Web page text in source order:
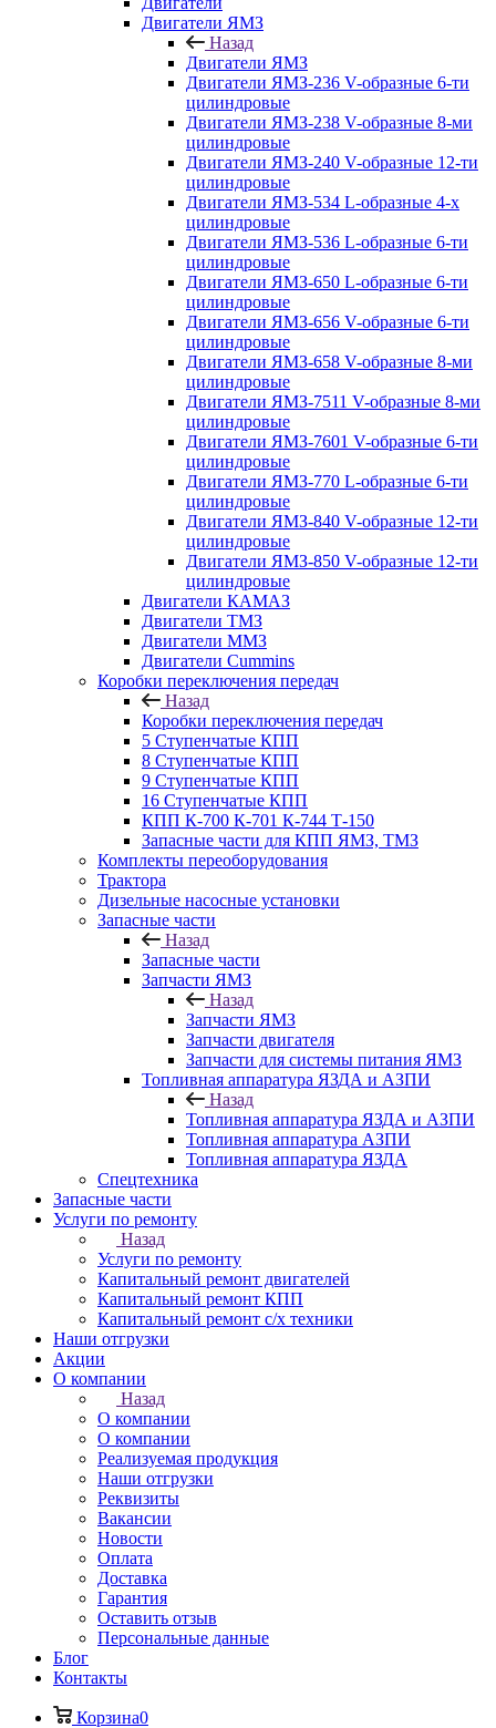
Двигатели ЯМЗ
Назад
Двигатели ЯМЗ
Двигатели ЯМЗ-236 V-образные 6-ти
цилиндровые
Двигатели ЯМЗ-238 V-образные 8-ми
цилиндровые
Двигатели ЯМЗ-240 V-образные 12-ти
цилиндровые
Двигатели ЯМЗ-534 L-образные 4-х
цилиндровые
Двигатели ЯМЗ-536 L-образные 6-ти
цилиндровые
Двигатели ЯМЗ-650 L-образные 6-ти
цилиндровые
Двигатели ЯМЗ-656 V-образные 6-ти
цилиндровые
Двигатели ЯМЗ-658 V-образные 8-ми
цилиндровые
Двигатели ЯМЗ-7511 V-образные 8-ми
цилиндровые
Двигатели ЯМЗ-7601 V-образные 6-ти
цилиндровые
Двигатели ЯМЗ-770 L-образные 6-ти
цилиндровые
Двигатели ЯМЗ-840 V-образные 12-ти
цилиндровые
Двигатели ЯМЗ-850 V-образные 12-ти
цилиндровые
Двигатели КАМАЗ
Двигатели ТМЗ
Двигатели ММЗ
Двигатели Cummins
Коробки переключения передач
Назад
Коробки переключения передач
5 Ступенчатые КПП
8 Ступенчатые КПП
9 Ступенчатые КПП
16 Ступенчатые КПП
КПП К-700 К-701 К-744 Т-150
Запасные части для КПП ЯМЗ, ТМЗ
Комплекты переоборудования
Трактора
Дизельные насосные установки
Запасные части
Назад
Запасные части
Запчасти ЯМЗ
Назад
Запчасти ЯМЗ
Запчасти двигателя
Запчасти для системы питания ЯМЗ
Топливная аппаратура ЯЗДА и АЗПИ
Назад
Топливная аппаратура ЯЗДА и АЗПИ
Топливная аппаратура АЗПИ
Топливная аппаратура ЯЗДА
Спецтехника
Запасные части
Услуги по ремонту
Назад
Услуги по ремонту
Капитальный ремонт двигателей
Капитальный ремонт КПП
Капитальный ремонт с/х техники
Наши отгрузки
Акции
О компании
Назад
О компании
О компании
Реализуемая продукция
Наши отгрузки
Реквизиты
Вакансии
Новости
Оплата
Доставка
Гарантия
Оставить отзыв
Персональные данные
Блог
Контакты
Корзина0